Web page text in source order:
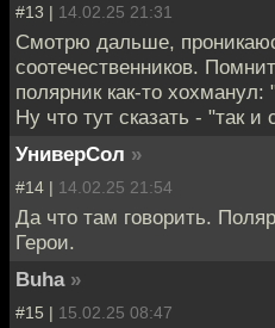
#13 | 14.02.25 21:31
Смотрю дальше,
соотечественников.
полярник как-то
Ну что тут сказать - "так и
УниверСол »
#14 | 14.02.25 21:54
Да что там говорить.
Герои.
Buha »
#15 | 15.02.25 08:47